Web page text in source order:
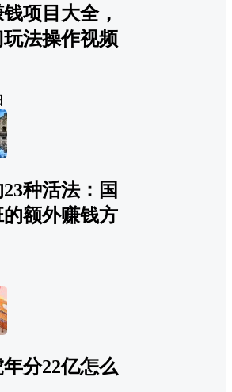
项目大全，
玩法操作视频
种活法：国
额外赚钱方
分22亿怎么